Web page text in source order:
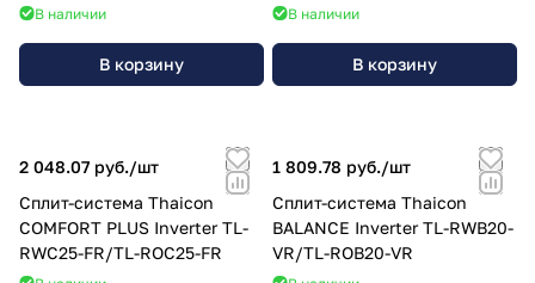
В наличии
В корзину
В наличии
В корзину
2 048.07 руб./шт
Сплит-система Thaicon
COMFORT PLUS Inverter TL-
RWC25-FR/TL-ROC25-FR
1 809.78 руб./шт
Сплит-система Thaicon
BALANCE Inverter TL-RWB20-
VR/TL-ROB20-VR